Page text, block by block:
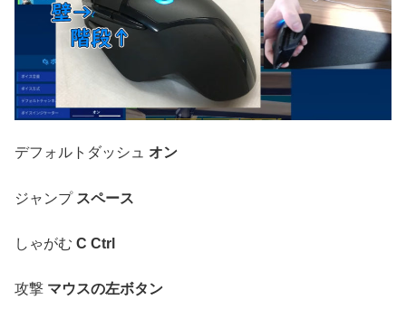
デフォルトダッシュ オン
ジャンプ スペース
しゃがむ C Ctrl
攻撃 マウスの左ボタン